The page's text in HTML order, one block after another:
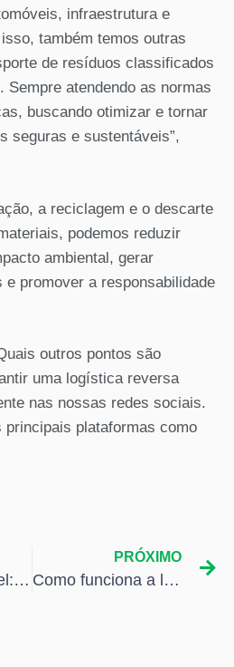
infraestrutura e
também temos outras
de resíduos classificados
Sempre atendendo as normas
buscando otimizar e tornar
seguras e sustentáveis”,
a reciclagem e o descarte
podemos reduzir
ambiental, gerar
promover a responsabilidade
outros pontos são
uma logística reversa
nas nossas redes sociais.
principais plataformas como
Frota Sustentável: Impacto Real e Benefício para o Negócio
PRÓXIMO
Como funciona a logística na produção de filmes